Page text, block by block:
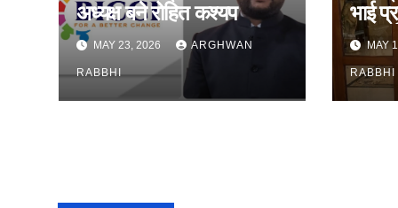
अध्यक्ष बने रोहित कश्यप
MAY 23, 2026 ARGHWAN
RABBHI
भाई
38
सांस
MAY
RABBHI